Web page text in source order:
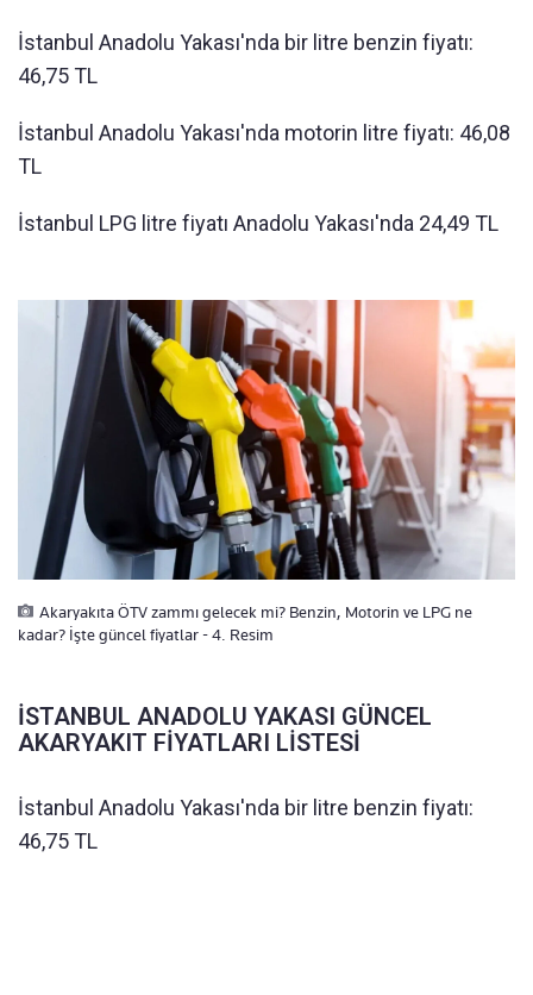
İstanbul Anadolu Yakası'nda bir litre benzin fiyatı:
46,75 TL
İstanbul Anadolu Yakası'nda motorin litre fiyatı: 46,08
TL
İstanbul LPG litre fiyatı Anadolu Yakası'nda 24,49 TL
Akaryakıta ÖTV zammı gelecek mi? Benzin, Motorin ve LPG ne
kadar? İşte güncel fiyatlar - 4. Resim
İSTANBUL ANADOLU YAKASI GÜNCEL
AKARYAKIT FİYATLARI LİSTESİ
İstanbul Anadolu Yakası'nda bir litre benzin fiyatı:
46,75 TL